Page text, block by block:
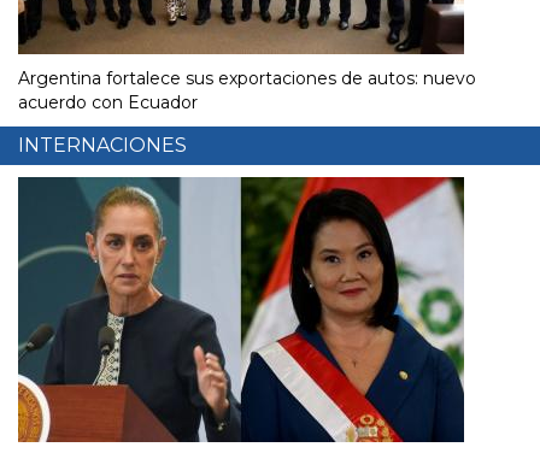
Argentina fortalece sus exportaciones de autos: nuevo
acuerdo con Ecuador
INTERNACIONES